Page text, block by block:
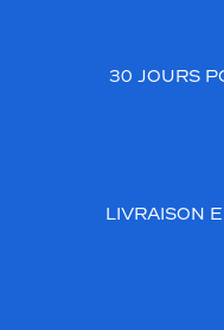
30 JOURS
LIVRAISON